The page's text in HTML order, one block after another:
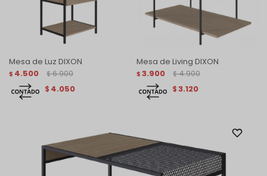
Mesa de Luz DIXON
$ 4.500 $ 6.900
$ 4.050
Mesa de Living DIXON
$ 3.900 $ 4.900
$3.120